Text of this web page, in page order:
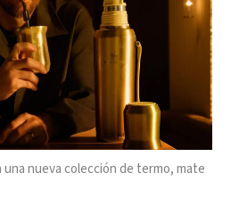
una nueva colección de termo, mate